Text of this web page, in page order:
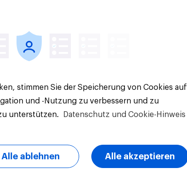
stimmen Sie der Speicherung von Cookies auf
und -Nutzung zu verbessern und zu
unterstützen.
Datenschutz und Cookie-Hinweis
Alle ablehnen Alle akzeptieren